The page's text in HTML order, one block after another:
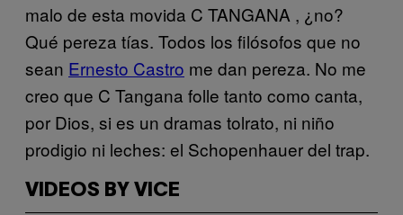
malo de esta movida C TANGANA , ¿no?
Qué pereza tías. Todos los filósofos que no
sean Ernesto Castro me dan pereza. No me
creo que C Tangana folle tanto como canta,
por Dios, si es un dramas tolrato, ni niño
prodigio ni leches: el Schopenhauer del trap.
VIDEOS BY VICE